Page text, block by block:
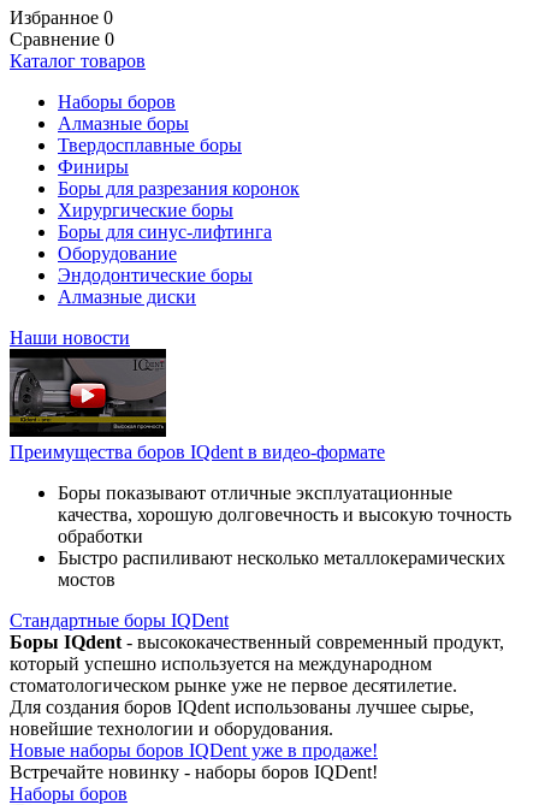
Избранное 0
Сравнение 0
Каталог товаров
Наборы боров
Алмазные боры
Твердосплавные боры
Финиры
Боры для разрезания коронок
Хирургические боры
Боры для синус-лифтинга
Оборудование
Эндодонтические боры
Алмазные диски
Наши новости
Преимущества боров IQdent в видео-формате
Боры показывают отличные эксплуатационные
качества, хорошую долговечность и высокую точность
обработки
Быстро распиливают несколько металлокерамических
мостов
Стандартные боры IQDent
Боры IQdent - высококачественный современный продукт,
который успешно используется на международном
стоматологическом рынке уже не первое десятилетие.
Для создания боров IQdent использованы лучшее сырье,
новейшие технологии и оборудования.
Новые наборы боров IQDent уже в продаже!
Встречайте новинку - наборы боров IQDent!
Наборы боров